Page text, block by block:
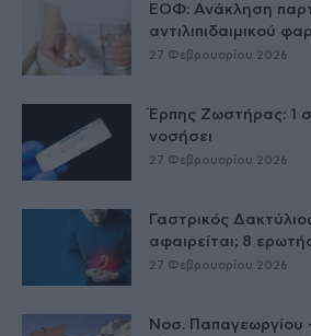
ΕΟΦ: Ανάκληση
αντιλιπιδαιμικού
27 Φεβρουαρίου 2026
Έρπης Ζωστήρας: 1
νοσήσει
27 Φεβρουαρίου 2026
Γαστρικός
αφαιρείται; 8
27 Φεβρουαρίου 2026
Νοσ.